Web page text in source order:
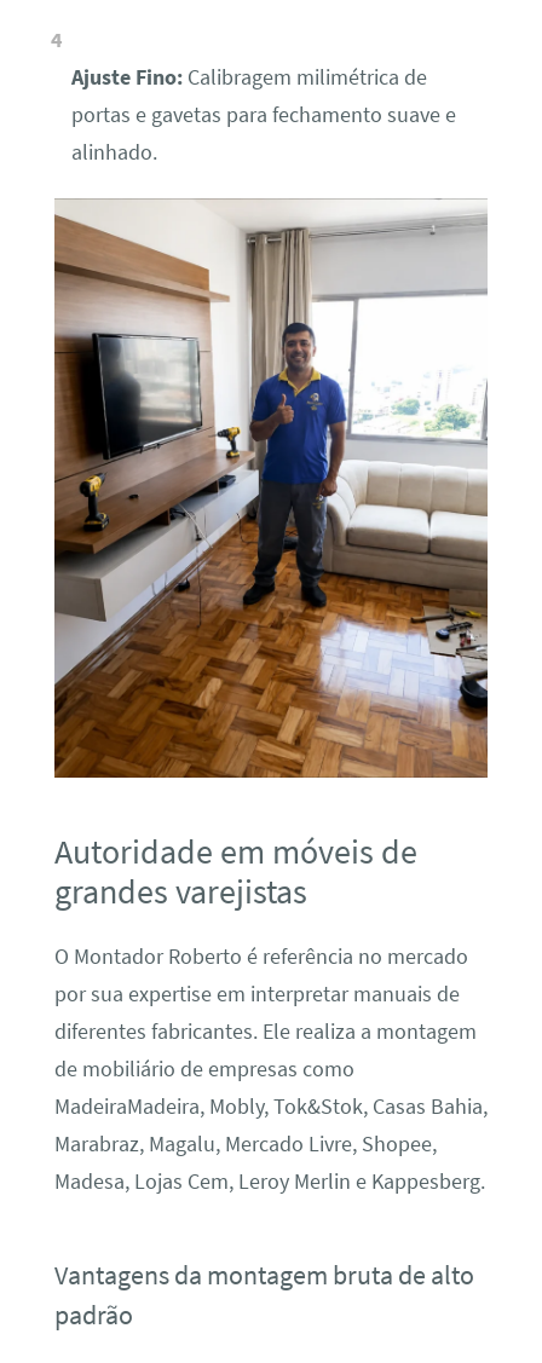
Ajuste Fino:Calibragem milimétrica de
portas e gavetas para fechamento suave e
alinhado.
Autoridade em móveis de
grandes varejistas
O Montador Roberto é referência no mercado
por sua expertise em interpretar manuais de
diferentes fabricantes. Ele realiza a montagem
de mobiliário de empresas como
MadeiraMadeira, Mobly, Tok&Stok, Casas Bahia,
Marabraz, Magalu, Mercado Livre, Shopee,
Madesa, Lojas Cem, Leroy Merlin e Kappesberg.
Vantagens da montagem bruta de alto
padrão